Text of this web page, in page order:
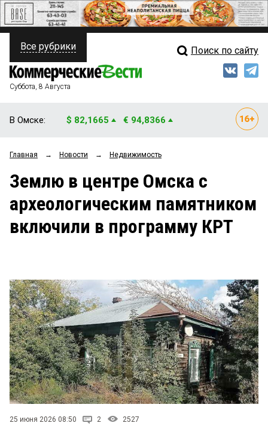
ПОЛИТИКА
ФИНАНСЫ
ОБЩЕСТВО
ЗАКОН
НОВОСТИ КОМПАНИЙ
Свежий выпуск
Мнения
Рейтинги
Блоги
Архив
Все рубрики Поиск по сайту
Суббота, 8 Августа
В Омске: $ 82,1665 € 94,8366
Главная → Новости → Недвижимость
Землю в центре Омска с
археологическим памятником
включили в программу КРТ
25 июня 2026 08:50 2 2527